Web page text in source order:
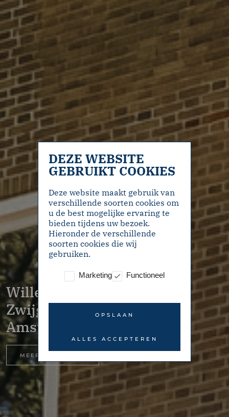
Willem de
Zwijgerlaan 28-3 –
Amsterdam
MEER INFORMATIE
DEZE WEBSITE
GEBRUIKT COOKIES
Deze website maakt gebruik van
verschillende soorten cookies om
u de best mogelijke ervaring te
bieden tijdens uw bezoek.
Hieronder de verschillende
soorten cookies die wij
gebruiken.
Marketing Functioneel
OPSLAAN
ALLES ACCEPTEREN